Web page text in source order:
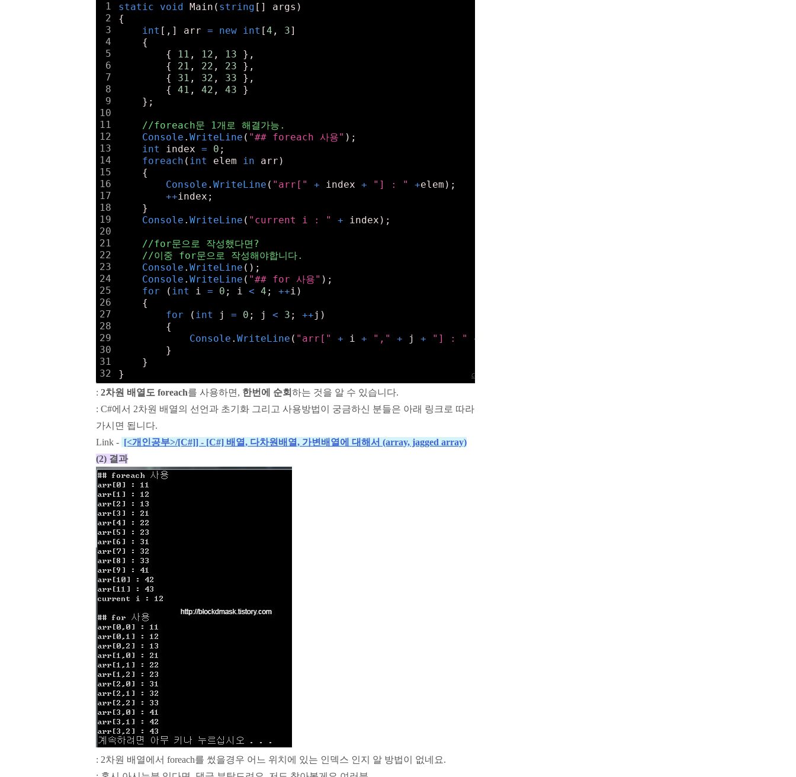
1
2
3
4
5
6
7
8
9
10
11
12
13
14
15
16
17
18
19
20
21
22
23
24
25
26
27
28
29
30
31
32
static void Main( string [] args)
{
int [,] arr = new int [4 , 3]
{
{
11 , 12 , 13 },
{ 21 , 22 , 23 },
{ 31 , 32 , 33 },
{ 41 , 42 , 43 }
};
//foreach문 1개로 해결가능.
Console . WriteLine ( "## foreach 사용" );
int
index = 0 ;
foreach ( int elem in arr)
{
Console . WriteLine ( "arr[" + index + "] : " +elem);
++index;
}
Console . WriteLine ( "current i : " + index);
//for문으로 작성했다면?
//이중 for문으로 작성해야합니다.
Console . WriteLine ();
Console . WriteLine ( "## for 사용" );
for ( int i = 0 ; i < 4 ; ++i)
{
for ( int j = 0 ; j < 3 ; ++j)
{
Console . WriteLine ( "arr[" + i + "," + j + "] : " +
}
}
}
Colored by Color Scripter
: 2차원 배열도 foreach를 사용하면, 한번에 순회 하는 것을 알 수 있습니다.
: C#에서 2차원 배열의 선언과 초기화 그리고 사용방법이 궁금하신 분들은 아래 링크로 따라
가시면 됩니다.
Link - [<개인공부>/[C#]] - [C#] 배열, 다차원배열, 가변배열에 대해서 (array, jagged array)
(2) 결과
: 2차원 배열에서 foreach를 썼을경우 어느 위치에 있는 인덱스 인지 알 방법이 없네요.